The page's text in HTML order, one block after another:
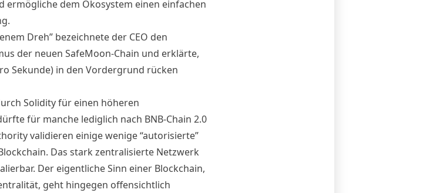
ermögliche dem Ökosystem einen einfachen
Dreh” bezeichnete der CEO den
der neuen SafeMoon-Chain und erklärte,
Sekunde) in den Vordergrund rücken
Solidity für einen höheren
für manche lediglich nach BNB-Chain 2.0
validieren einige wenige “autorisierte”
Das stark zentralisierte Netzwerk
Der eigentliche Sinn einer Blockchain,
geht hingegen offensichtlich